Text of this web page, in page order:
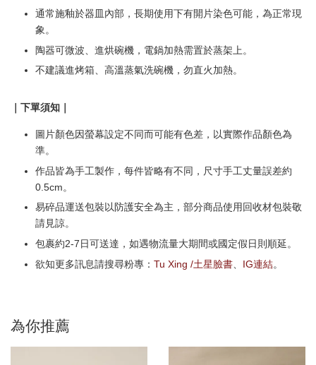
通常施釉於器皿內部，長期使用下有開片染色可能，為正常現
象。
陶器可微波、進烘碗機，電鍋加熱需置於蒸架上。
不建議進烤箱、高溫蒸氣洗碗機，勿直火加熱。
｜下單須知｜
圖片顏色因螢幕設定不同而可能有色差，以實際作品顏色為
準。
作品皆為手工製作，每件皆略有不同，尺寸手工丈量誤差約
0.5cm。
易碎品運送包裝以防護安全為主，部分商品使用回收材包裝敬
請見諒。
包裹約2-7日可送達，如遇物流量大期間或國定假日則順延。
欲知更多訊息請搜尋粉專： Tu Xing /土星臉書 IG連結。
為你推薦